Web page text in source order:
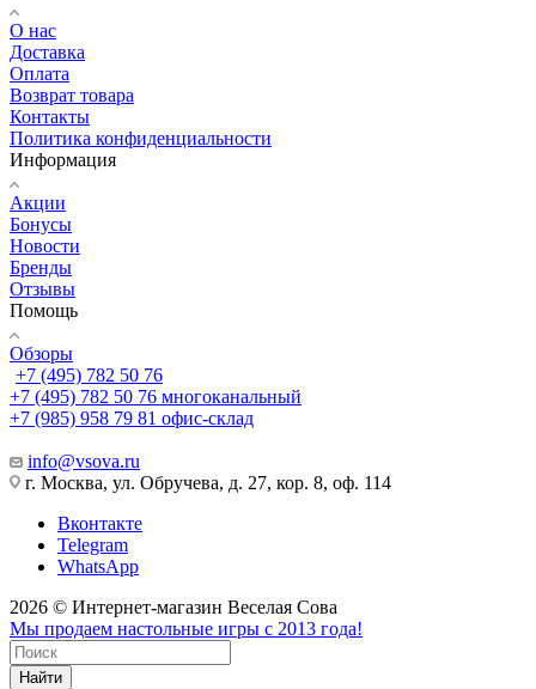
О нас
Доставка
Оплата
Возврат товара
Контакты
Политика конфиденциальности
Информация
Акции
Бонусы
Новости
Бренды
Отзывы
Помощь
Обзоры
+7 (495) 782 50 76
+7 (495) 782 50 76 многоканальный
+7 (985) 958 79 81 офис-склад
info@vsova.ru
г. Москва, ул. Обручева, д. 27, кор. 8, оф. 114
Вконтакте
Telegram
WhatsApp
2026 © Интернет-магазин Веселая Сова
Мы продаем настольные игры с 2013 года!
Найти